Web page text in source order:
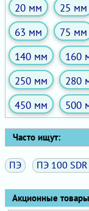
20 мм 25 мм
63 мм
75 мм
140 мм
160
250 мм
280
450 мм
500
Часто ищут:
ПЭ ПЭ 100
Акционные